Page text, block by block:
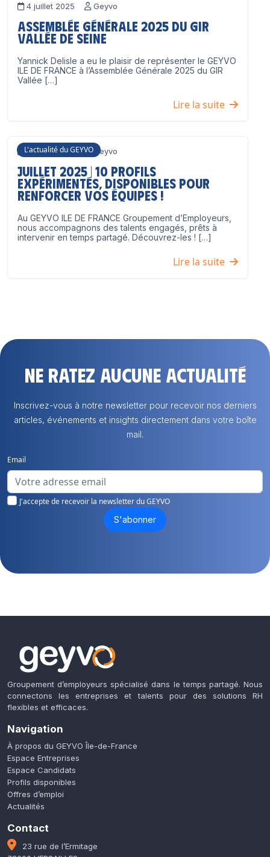
4 juillet 2025 Geyvo
Assemblée Générale 2025 du GIR
Vallée de Seine
Yannick Delisle a eu le plaisir de représenter le GEYVO
ILE DE FRANCE à l’Assemblée Générale 2025 du GIR
Vallée […]
Lire la suite
L'actualité du GEYVO
3 juillet 2025 Geyvo
Juillet 2025 | 10 profils
expérimentés, disponibles pour
renforcer vos équipes !
Au GEYVO ILE DE FRANCE Groupement d’Employeurs,
nous accompagnons des talents engagés, prêts à
intervenir en temps partagé. Découvrez-les ! […]
Lire la suite
Ne ratez aucune actualité
Inscrivez-vous à notre newsletter pour recevoir nos derniers
articles, événements et insights directement dans votre boîte
mail.
Email
J'accepte de recevoir la newsletter du GEYVO
S'abonner
Groupement d’employeurs spécialisé dans le temps partagé. Nous
connectons les entreprises et talents pour des solutions RH
flexibles et efficaces.
Navigation
À propos du GEYVO Île-de-France
Espace Entreprises
Espace Candidats
Profils disponibles
Offres d’emploi
Actualités
Contact
23 rue de l’Ermitage